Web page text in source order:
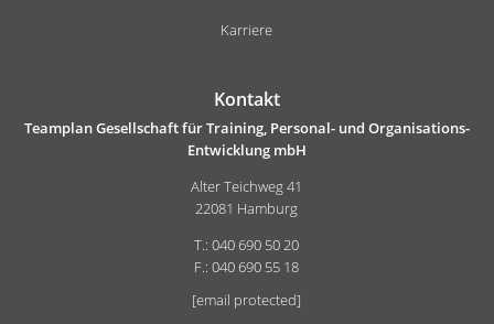
Karriere
Kontakt
Teamplan Gesellschaft für Training, Personal- und Organisations-
Entwicklung mbH
Alter Teichweg 41
22081 Hamburg
T.: 040 690 50 20
F.: 040 690 55 18
[email protected]